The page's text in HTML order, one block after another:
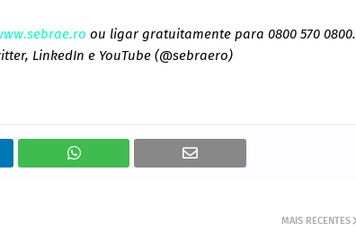
ou ligar gratuitamente para 0800 570 0800.
LinkedIn e YouTube (@sebraero)
MAIS RECENTES